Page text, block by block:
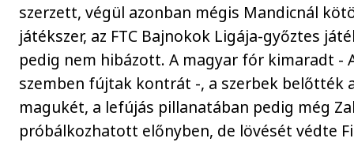
szerzett, végül azonban mégis Mandicnál
játékszer, az FTC Bajnokok Ligája-győztes
pedig nem hibázott. A magyar fór kimaradt -
szemben fújtak kontrát -, a szerbek belőtték
magukét, a lefújás pillanatában pedig még
próbálkozhatott előnyben, de lövését védte